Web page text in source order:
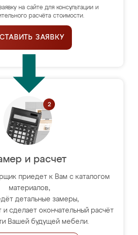
на сайте для консультации и
расчёта стоимости.
ЗАЯВКУ
и расчет
приедет к Вам с каталогом
материалов,
детальные замеры,
и сделает окончательный расчёт
Вашей будущей мебели.